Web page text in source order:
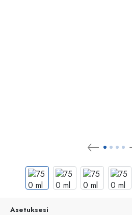
Asetuksesi